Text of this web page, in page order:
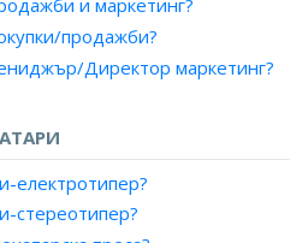
строителни машини?
строителни машини?
пилотонабивачка?
за прокарване на
стрела на
продажби?
Директор маркетинг?
на пазари?
кантора?
отдел по маркетинг?
отдел по продажбите?
марка/Бранд
електротипер?
стереотипер?